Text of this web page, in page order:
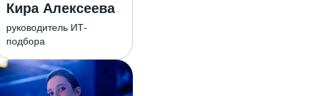
Кира Алексеева
руководитель ИТ-
подбора